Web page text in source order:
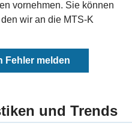
vornehmen. Sie können
wir an die MTS-K
Fehler melden
und Trends